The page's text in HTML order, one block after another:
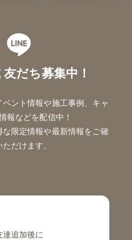
だち募集中！
ント情報や施工事例、キャ
報などを配信中！
限定情報や最新情報をご確
ただけます。
達追加後に